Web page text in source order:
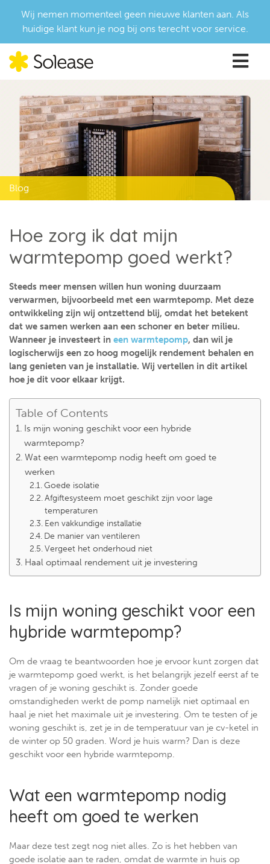
Wij nemen momenteel geen nieuwe klanten aan. Als
huidige klant kun je nog bij ons terecht voor service.
Blog
Hoe zorg ik dat mijn
warmtepomp goed werkt?
Steeds meer mensen willen hun woning duurzaam
verwarmen, bijvoorbeeld met een warmtepomp. Met deze
ontwikkeling zijn wij ontzettend blij, omdat het betekent
dat we samen werken aan een schoner en beter milieu.
Wanneer je investeert in een warmtepomp, dan wil je
logischerwijs een zo hoog mogelijk rendement behalen en
lang genieten van je installatie. Wij vertellen in dit artikel
hoe je dit voor elkaar krijgt.
Table of Contents
Is mijn woning geschikt voor een hybride
warmtepomp?
Wat een warmtepomp nodig heeft om goed te
werken
Goede isolatie
Afgiftesysteem moet geschikt zijn voor lage
temperaturen
Een vakkundige installatie
De manier van ventileren
Vergeet het onderhoud niet
Haal optimaal rendement uit je investering
Is mijn woning geschikt voor een
hybride warmtepomp?
Om de vraag te beantwoorden hoe je ervoor kunt zorgen dat
je warmtepomp goed werkt, is het belangrijk jezelf eerst af te
vragen of je woning geschikt is. Zonder goede
omstandigheden werkt de pomp namelijk niet optimaal en
haal je niet het maximale uit je investering. Om te testen of je
woning geschikt is, zet je in de temperatuur van je cv-ketel in
de winter op 50 graden. Word je huis warm? Dan is deze
geschikt voor een hybride warmtepomp.
Wat een warmtepomp nodig
heeft om goed te werken
Maar deze test zegt nog niet alles. Zo is het hebben van
goede isolatie aan te raden, omdat de warmte in huis op